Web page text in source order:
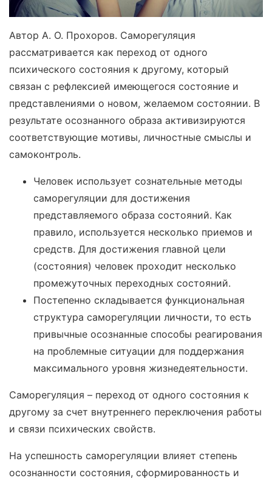
Автор А. О. Прохоров. Саморегуляция
рассматривается как переход от одного
психического состояния к другому, который
связан с рефлексией имеющегося состояние и
представлениями о новом, желаемом состоянии. В
результате осознанного образа активизируются
соответствующие мотивы, личностные смыслы и
самоконтроль.
Человек использует сознательные методы
саморегуляции для достижения
представляемого образа состояний. Как
правило, используется несколько приемов и
средств. Для достижения главной цели
(состояния) человек проходит несколько
промежуточных переходных состояний.
Постепенно складывается функциональная
структура саморегуляции личности, то есть
привычные осознанные способы реагирования
на проблемные ситуации для поддержания
максимального уровня жизнедеятельности.
Саморегуляция – переход от одного состояния к
другому за счет внутреннего переключения работы
и связи психических свойств.
На успешность саморегуляции влияет степень
осознанности состояния, сформированность и